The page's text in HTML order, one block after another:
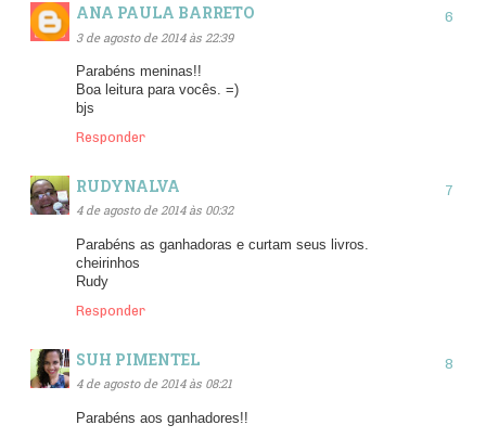
ANA PAULA BARRETO
3 de agosto de 2014 às 22:39
Parabéns meninas!!
Boa leitura para vocês. =)
bjs
Responder
RUDYNALVA
4 de agosto de 2014 às 00:32
Parabéns as ganhadoras e curtam seus livros.
cheirinhos
Rudy
Responder
SUH PIMENTEL
4 de agosto de 2014 às 08:21
Parabéns aos ganhadores!!